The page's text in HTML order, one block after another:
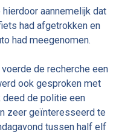
aannemelijk dat
had afgetrokken en
had meegenomen.
de recherche een
ook gesproken met
deed de politie een
zeer geïnteresseerd te
tussen half elf